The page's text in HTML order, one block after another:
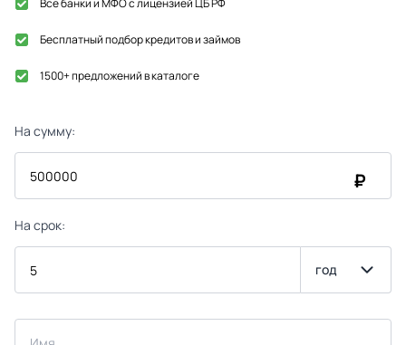
Все банки и МФО с лицензией ЦБ РФ
Бесплатный подбор кредитов и займов
1500+ предложений в каталоге
На сумму:
₽
На срок:
год